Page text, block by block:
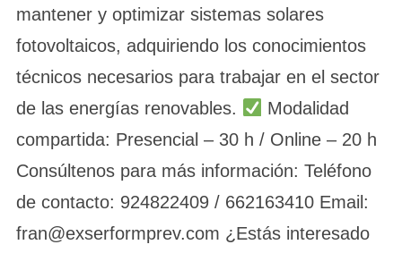
mantener y optimizar sistemas solares
fotovoltaicos, adquiriendo los conocimientos
técnicos necesarios para trabajar en el sector
de las energías renovables.
Modalidad
compartida: Presencial – 30 h / Online – 20 h
Consúltenos para más información: Teléfono
de contacto: 924822409 / 662163410 Email:
fran@exserformprev.com ¿Estás interesado